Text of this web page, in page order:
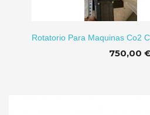
Rotatorio Para Maquinas Co2
750,00